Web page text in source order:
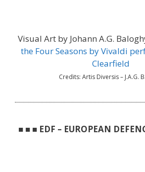
Visual Art by Johann A.G.
the Four Seasons by Vivaldi
Clearfield
Credits: Artis Diversis – J.A.G.
■ ■ ■ EDF – EUROPEAN